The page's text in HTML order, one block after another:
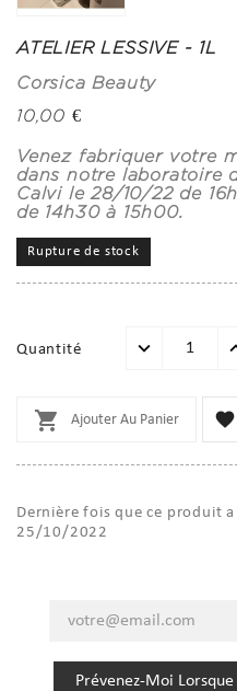
ATELIER LESSIVE - 1L
Corsica Beauty
10,00 €
Venez fabriquer votre
dans notre laboratoire
Calvi le 28/10/22 de
de 14h30 à 15h00.
Rupture de stock
Quantité
 Ajouter Au Panier 
Dernière fois que ce produit
25/10/2022
Prévenez-Moi